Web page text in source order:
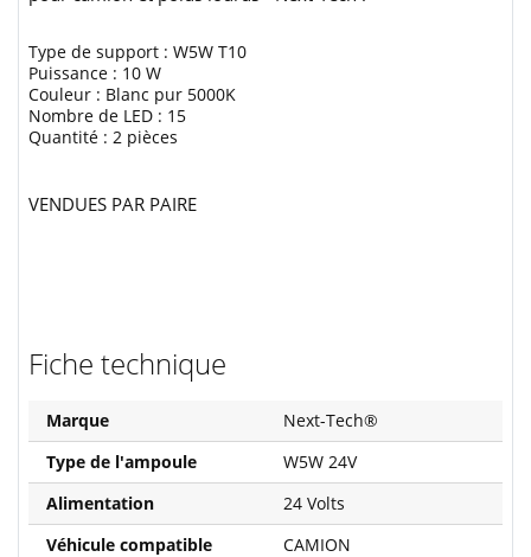
Type de support : W5W T10
Puissance : 10 W
Couleur : Blanc pur 5000K
Nombre de LED : 15
Quantité : 2 pièces
VENDUES PAR PAIRE
Fiche technique
Marque
Next-Tech®
Type de l'ampoule
W5W 24V
Alimentation
24 Volts
Véhicule compatible
CAMION